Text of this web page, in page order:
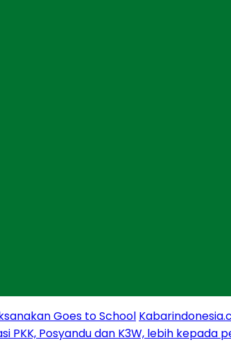
Goes to School
PKK, Posyandu dan K3W, lebih